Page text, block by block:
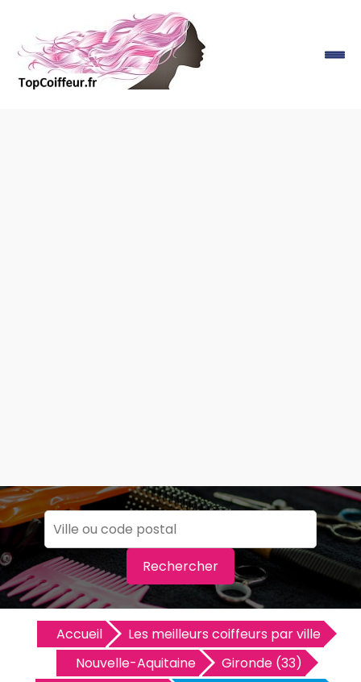
Rechercher
Accueil
Les meilleurs coiffeurs par ville
Nouvelle-Aquitaine
Gironde (33)